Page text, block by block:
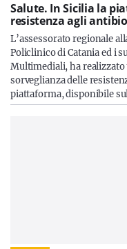
Salute. In Sicilia la
resistenza agli
L’assessorato regionale
Policlinico di Catania ed i
Multimediali, ha realizzato
sorveglianza delle
piattaforma, disponibile